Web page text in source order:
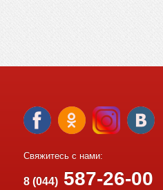
Свяжитесь с нами:
8 (044)587-26-00